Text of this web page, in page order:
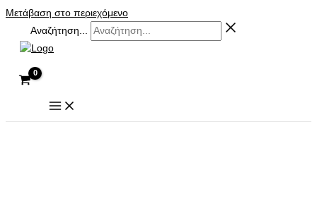
Μετάβαση στο περιεχόμενο
Αναζήτηση...